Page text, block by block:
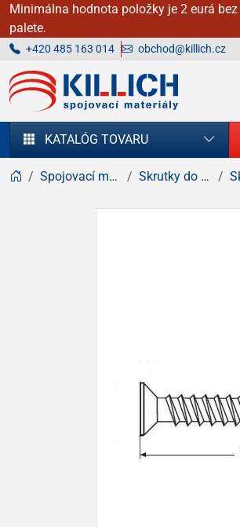
Minimálna hodnota položky je 2 eurá
palete.
+420 485 163 014 obchod@killich.cz
KILLICH - Spojovacie materiály
KATALÓG TOVARU
Spojovací materiál Skrutky do dreva